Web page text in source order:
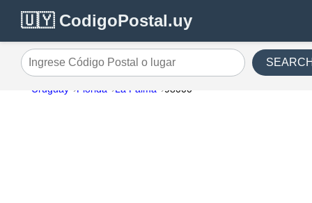
🇺🇾 CodigoPostal.uy
Ingrese Código Postal o lugar
Uruguay Florida La Palma 98000